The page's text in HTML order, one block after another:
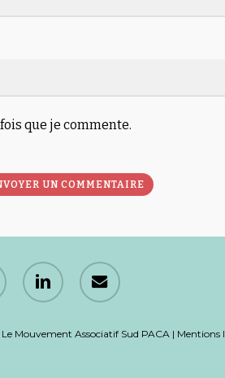
que je commente.
linkedin email
Mouvement Associatif Sud PACA | Mentions